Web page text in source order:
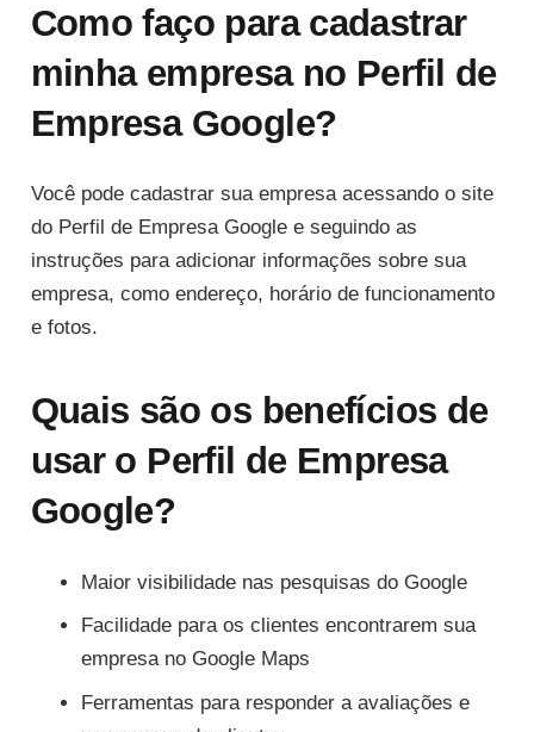
Como faço para cadastrar
minha empresa no Perfil de
Empresa Google?
Você pode cadastrar sua empresa acessando o site
do Perfil de Empresa Google e seguindo as
instruções para adicionar informações sobre sua
empresa, como endereço, horário de funcionamento
e fotos.
Quais são os benefícios de
usar o Perfil de Empresa
Google?
Maior visibilidade nas pesquisas do Google
Facilidade para os clientes encontrarem sua
empresa no Google Maps
Ferramentas para responder a avaliações e